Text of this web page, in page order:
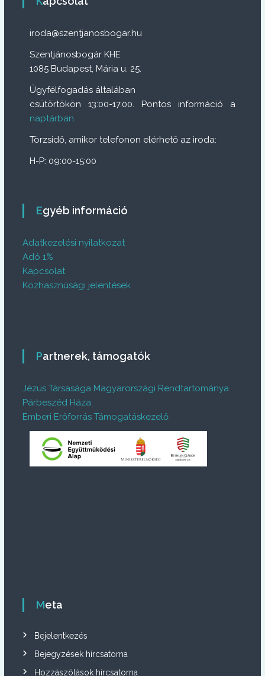
iroda@szentjanosbogar.hu
Szentjánosbogár KHE
1085 Budapest, Mária u. 25.
Ügyfélfogadás általában
csütörtökön 13:00-17.00. Pontos információ a
naptárban.
Törzsidő, amikor telefonon elérhető az iroda:
H-P: 09:00-15:00
Egyéb információ
Adatkezelési nyilatkozat
Adó 1%
Kapcsolat
Közhasznúsági jelentések
Partnerek, támogatók
Jézus Társasága Magyarországi Rendtartománya
Párbeszéd Háza
Emberi Erőforrás Támogatáskezelő
Meta
Bejelentkezés
Bejegyzések hírcsatorna
Hozzászólások hírcsatorna